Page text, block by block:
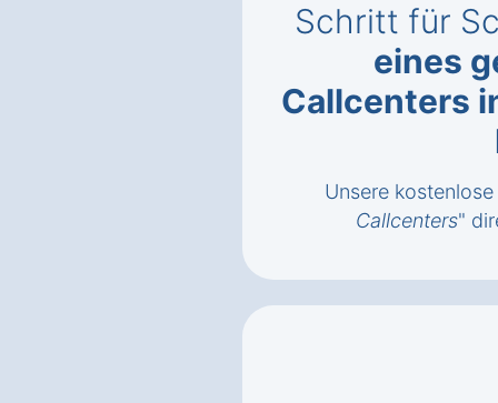
Schritt für
eines
Callcenters
Unsere
Callcenters"